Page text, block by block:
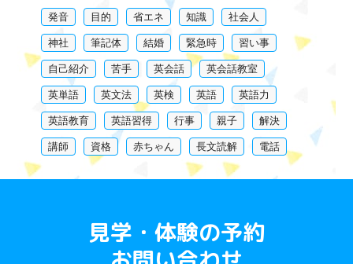
発音
目的 省エネ 知識
社会人
神社
筆記体 結婚 緊急時
習い事
自己紹介
苦手 英会話
英会話教室
英単語
英文法 英検 英語
英語力
英語教育
英語習得 行事 親子
解決
講師
資格 赤ちゃん 長文読解 電話
見学・体験の予約